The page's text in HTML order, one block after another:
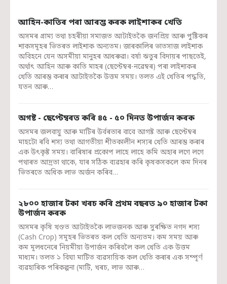
আহিন-কাতিৰ পৰা আৰম্ভ কৰক লাইশাকৰ খেতি
অসমৰ গ্ৰাম্য তথা চহৰীয়া সমাজত আটাইতকৈ জনপ্ৰিয় আৰু পুষ্টিকৰ
শাকসমূহৰ ভিতৰত লাইশাক অন্যতম। জাৰকালিৰ ভাতসাজ লাইশাক
অবিহনে যেন অসমীয়া মানুহৰ আধৰুৱা। বৰ্ষা ঋতুৰ বিদায়ৰ পাছতেই,
অৰ্থাৎ আহিন আৰু কাতি মাহৰ (ছেপ্টেম্বৰ-নৱেম্বৰ) পৰা লাইশাকৰ
খেতি আৰম্ভ কৰাৰ আটাইতকৈ উত্তম সময়। তলত এই খেতিৰ পদ্ধতি,
যতন আৰু…
অগষ্ট - ছেপ্টেম্বৰত কৰি ৪৫ - ৫০ দিনত উপাৰ্জন কৰক
অসমৰ জলবায়ু আৰু মাটিৰ উৰ্বৰতাৰ বাবে আগষ্ট আৰু ছেপ্টেম্বৰ
মাহটো ৰবি শস্য তথা আগতীয়া শীতকালীন শস্যৰ খেতি আৰম্ভ কৰাৰ
এক উৎকৃষ্ট সময়। বাৰিষাৰ প্ৰকোপ লাহে লাহে কমি অহাৰ লগে লগে
পথাৰত আদ্ৰতা থাকে, যাৰ সঠিক ব্যৱহাৰ কৰি কৃষকসকলে কম দিনৰ
ভিতৰতে অধিক লাভ অৰ্জন কৰিব…
২৮০০ হাজাৰ টকা খৰচ কৰি প্ৰথম বছৰত ৯০ হাজাৰ টকা
উপাৰ্জন কৰক
অসমৰ কৃষি খণ্ডত আটাইতকৈ লাভজনক আৰু সুৰক্ষিত নগদ শস্য
(Cash Crop) সমূহৰ ভিতৰত কল খেতি অন্যতম। কম সময় আৰু
কম মূলধনেৰে নিয়মীয়া উপাৰ্জন কৰিবলৈ কল খেতি এক উত্তম
মাধ্যম। তলত ১ বিঘা মাটিত ব্যৱসায়িক কল খেতি কৰাৰ এক সম্পূৰ্ণ
ব্যৱহাৰিক পৰিকল্পনা (মাটি, খৰচ, লাভ আৰু…